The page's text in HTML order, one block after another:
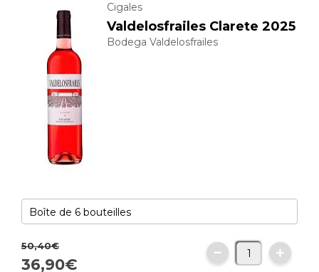
Cigales
Valdelosfrailes Clarete 2025
Bodega Valdelosfrailes
50,40€
36,90€